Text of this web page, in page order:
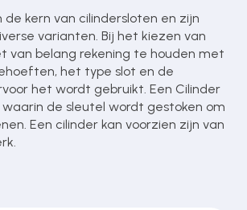
de kern van cilindersloten en zijn
varianten. Bij het kiezen van
van belang rekening te houden met
het type slot en de
het wordt gebruikt. Een Cilinder
de sleutel wordt gestoken om
Een cilinder kan voorzien zijn van